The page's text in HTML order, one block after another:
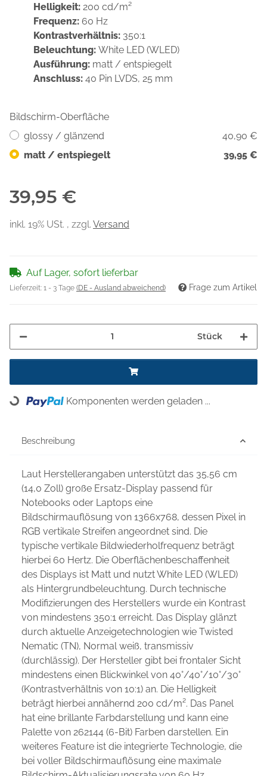
Helligkeit: 200 cd/m²
Frequenz: 60 Hz
Kontrastverhältnis: 350:1
Beleuchtung: White LED (WLED)
Ausführung: matt / entspiegelt
Anschluss: 40 Pin LVDS, 25 mm
Bildschirm-Oberfläche
glossy / glänzend
40,90 €
matt / entspiegelt
39,95 €
39,95 €
inkl. 19% USt. , zzgl. Versand
Auf Lager, sofort lieferbar
Lieferzeit: 1 - 3 Tage (DE - Ausland abweichend) Frage zum Artikel
Stück
Loading... Komponenten werden geladen ...
Beschreibung
Laut Herstellerangaben unterstützt das 35,56 cm
(14,0 Zoll) große Ersatz-Display passend für
Notebooks oder Laptops eine
Bildschirmauflösung von 1366x768, dessen Pixel in
RGB vertikale Streifen angeordnet sind. Die
typische vertikale Bildwiederholfrequenz beträgt
hierbei 60 Hertz. Die Oberflächenbeschaffenheit
des Displays ist Matt und nutzt White LED (WLED)
als Hintergrundbeleuchtung. Durch technische
Modifizierungen des Herstellers wurde ein Kontrast
von mindestens 350:1 erreicht. Das Display glänzt
durch aktuelle Anzeigetechnologien wie Twisted
Nematic (TN), Normal weiß, transmissiv
(durchlässig). Der Hersteller gibt bei frontaler Sicht
mindestens einen Blickwinkel von 40°/40°/10°/30°
(Kontrastverhältnis von 10:1) an. Die Helligkeit
beträgt hierbei annähernd 200 cd/m². Das Panel
hat eine brillante Farbdarstellung und kann eine
Palette von 262144 (6-Bit) Farben darstellen. Ein
weiteres Feature ist die integrierte Technologie, die
bei voller Bildschirmauflösung eine maximale